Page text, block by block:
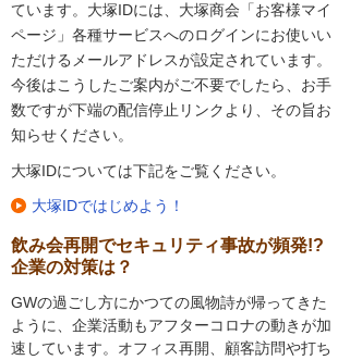
ています。大塚IDには、大塚商会「お客様マイ
ページ」各種サービスへのログインにお使いい
ただけるメールアドレスが設定されています。
今後はこうしたご案内がご不要でしたら、お手
数ですが下端の配信停止リンクより、その旨お
知らせください。
大塚IDについては下記をご覧ください。
大塚IDではじめよう！
飲み会再開でセキュリティ事故が頻発!?
企業の対策は？
GWの過ごし方にかつての風物詩が帰ってきた
ように、企業活動もアフターコロナの動きが加
速しています。オフィス再開、顧客訪問や打ち